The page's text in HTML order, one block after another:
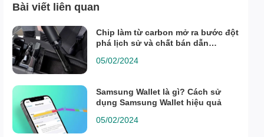
Bài viết liên quan
Chip làm từ carbon mở ra bước đột
phá lịch sử và chất bán dẫn
05/02/2024
Samsung Wallet là gì? Cách sử
dụng Samsung Wallet hiệu quả
05/02/2024